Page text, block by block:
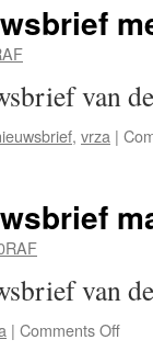
juni
van
, vrza |
van
| Comments Offon